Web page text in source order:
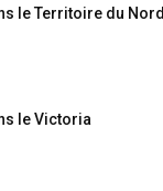
le Territoire du Nord
le Victoria